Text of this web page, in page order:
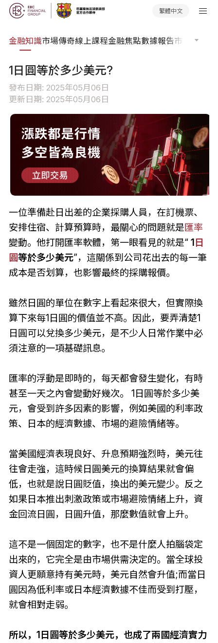
繁體中文
金融知識市場傳奇線上課程金融焦點數據報告市場分析
1日圓等於多少美元?
發布日期: 2025年05月06日
更新日期: 2025年05月06日
一位準備赴日出差的企業採購人員，在訂機票、
安排住宿、計算預算時，最關心的問題就是匯率
變動。他打開匯率軟體，第一眼看見的就是“ 1日
圓等於多少美元”，這關係到公司花出去的每一筆
成本是否划算，也影響最終的採購報價。
雖然日圓的單位在數字上看起來很大，但實際換
算下來每1日圓的價值並不高。因此，要弄清楚1
日圓可以兌換多少美元，是不少人日常作業中必
須注意的一項基礎訊息。
匯率的浮動是即時的，每天都會發生變化，有時
甚至一天之內會變動好幾次。 1日圓等於多少美
元，會受到許多因素的影響，例如美國的利率政
策、日本的經濟數據、市場的避險情緒等。
當美國經濟表現良好、升息預期強烈時，美元往
往會走強，這時候日圓美元的換算結果就會偏
低，也就是說日圓貶值，換出的美元變少。反之
如果日本推出刺激政策或市場避險情緒上升，資
金回流日圓，日圓升值，那麼數值就會上升。
這不是一個固定的數字，也不是什麼人拍腦袋定
出來的，它完全是由市場供需決定的。當全球投
資人更願意持有美元時，美元自然會升值;而當日
圓因為低利率或日本經濟數據不佳而受到打壓，
就會相對走弱。
所以，1日圓等於多少美元，也成了兩國經濟實力